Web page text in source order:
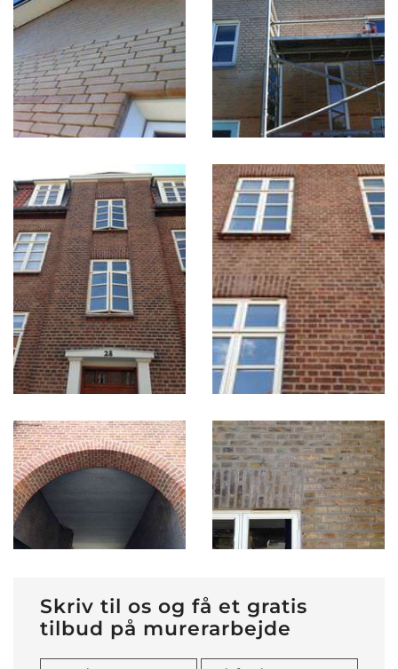
Skriv til os og få et gratis
tilbud på murerarbejde